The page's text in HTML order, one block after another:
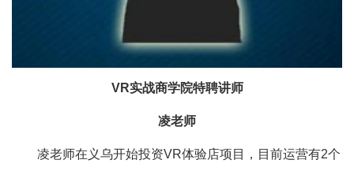
VR实战商学院特聘讲师
凌老师
凌老师在义乌开始投资VR体验店项目，目前运营有2个